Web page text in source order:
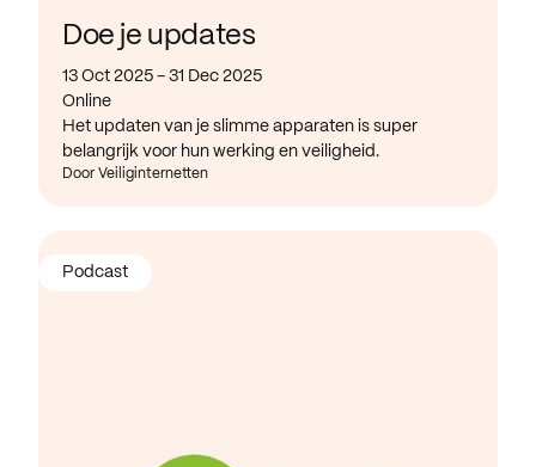
Doe je updates
13 Oct 2025 - 31 Dec 2025
Online
Het updaten van je slimme apparaten is super
belangrijk voor hun werking en veiligheid.
Door Veiliginternetten
Podcast